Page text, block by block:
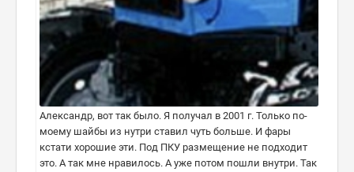
Александр, вот так было. Я получал в 2001 г. Только по-
моему шайбы из нутри ставил чуть больше. И фары
кстати хорошие эти. Под ПКУ размещение не подходит
это. А так мне нравилось. А уже потом пошли внутри. Так